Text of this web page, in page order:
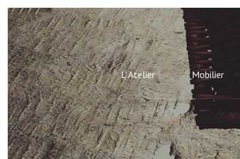
L’ Atelier Mobilier